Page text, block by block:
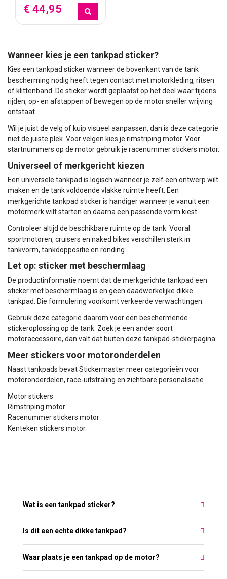
€ 44,95
Wanneer kies je een tankpad sticker?
Kies een tankpad sticker wanneer de bovenkant van de tank
bescherming nodig heeft tegen contact met motorkleding, ritsen
of klittenband. De sticker wordt geplaatst op het deel waar tijdens
rijden, op- en afstappen of bewegen op de motor sneller wrijving
ontstaat.
Wil je juist de velg of kuip visueel aanpassen, dan is deze categorie
niet de juiste plek. Voor velgen kies je rimstriping motor. Voor
startnummers op de motor gebruik je racenummer stickers motor.
Universeel of merkgericht kiezen
Een universele tankpad is logisch wanneer je zelf een ontwerp wilt
maken en de tank voldoende vlakke ruimte heeft. Een
merkgerichte tankpad sticker is handiger wanneer je vanuit een
motormerk wilt starten en daarna een passende vorm kiest.
Controleer altijd de beschikbare ruimte op de tank. Vooral
sportmotoren, cruisers en naked bikes verschillen sterk in
tankvorm, tankdoppositie en ronding.
Let op: sticker met beschermlaag
De productinformatie noemt dat de merkgerichte tankpad een
sticker met beschermlaag is en geen daadwerkelijke dikke
tankpad. Die formulering voorkomt verkeerde verwachtingen.
Gebruik deze categorie daarom voor een beschermende
stickeroplossing op de tank. Zoek je een ander soort
motoraccessoire, dan valt dat buiten deze tankpad-stickerpagina.
Meer stickers voor motoronderdelen
Naast tankpads bevat Stickermaster meer categorieën voor
motoronderdelen, race-uitstraling en zichtbare personalisatie.
Motor stickers
Rimstriping motor
Racenummer stickers motor
Kenteken stickers motor
Wat is een tankpad sticker?
Is dit een echte dikke tankpad?
Waar plaats je een tankpad op de motor?